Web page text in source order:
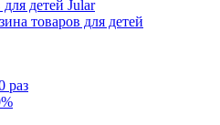
товаров для детей
раз